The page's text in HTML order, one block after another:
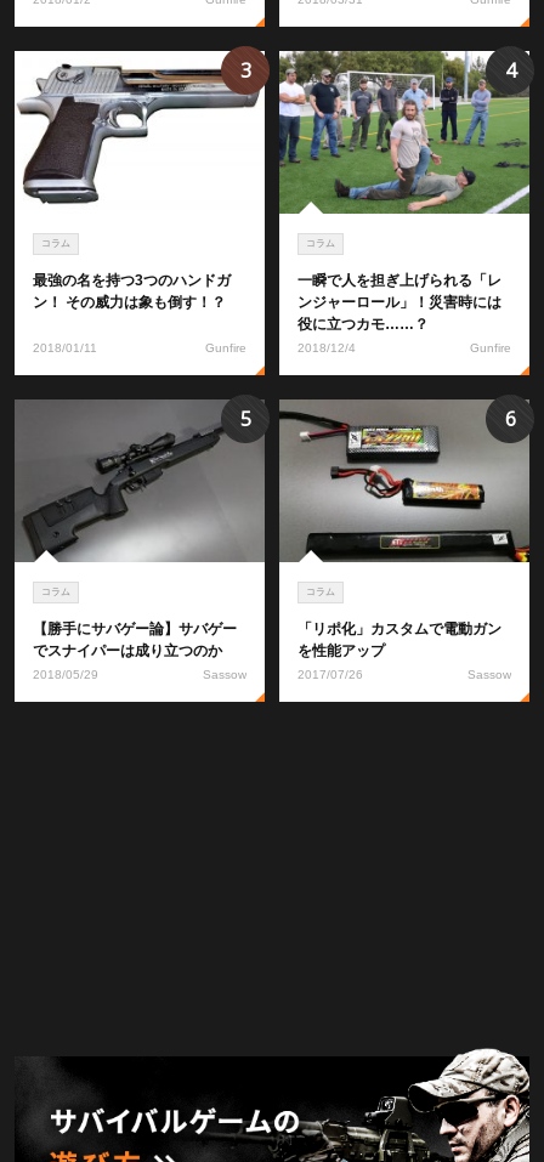
コラム
最強の名を持つ3つのハンドガ
ン！ その威力は象も倒す！？
2018/01/11 Gunfire
3
コラム
一瞬で人を担ぎ上げられる「レ
ンジャーロール」！災害時には
役に立つカモ……？
2018/12/4 Gunfire
4
コラム
【勝手にサバゲー論】サバゲー
でスナイパーは成り立つのか
2018/05/29 Sassow
5
コラム
「リポ化」カスタムで電動ガン
を性能アップ
2017/07/26 Sassow
6